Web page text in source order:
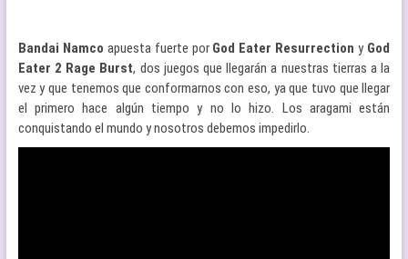
Bandai Namco apuesta fuerte por God Eater Resurrection y God
Eater 2 Rage Burst, dos juegos que llegarán a nuestras tierras a la
vez y que tenemos que conformarnos con eso, ya que tuvo que llegar
el primero hace algún tiempo y no lo hizo. Los aragami están
conquistando el mundo y nosotros debemos impedirlo.